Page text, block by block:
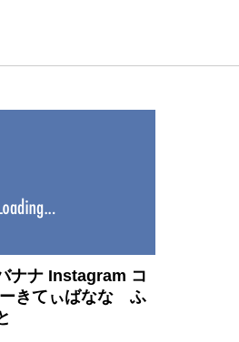
ナナ Instagram コ
きてぃばなな ふ